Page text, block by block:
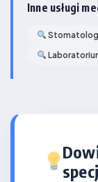
Inne usługi
Stomatolog